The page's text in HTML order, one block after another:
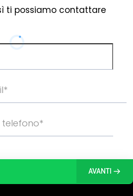
ti possiamo contattare
AVANTI